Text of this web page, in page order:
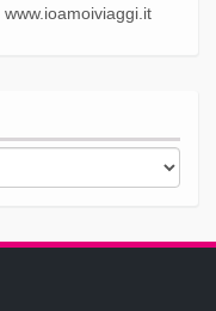
www.ioamoiviaggi.it